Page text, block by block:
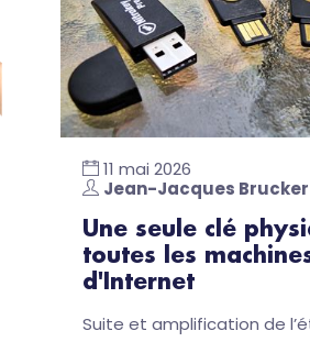
11 mai 2026
Jean-Jacques Brucker
Une seule clé
toutes les
d'Internet
Suite et amplification de